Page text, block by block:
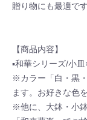
贈り物にも最適です
【商品内容】
▪和華シリーズ/小皿
※カラー「白・黒
ます。お好きな色
※他に、大鉢・小